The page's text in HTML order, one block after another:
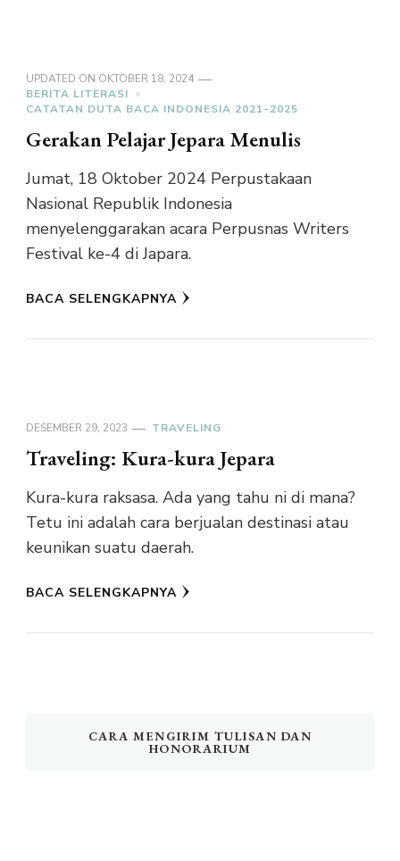
UPDATED ON OKTOBER 18, 2024
BERITA LITERASI
CATATAN DUTA BACA INDONESIA 2021-2025
Gerakan Pelajar Jepara Menulis
Jumat, 18 Oktober 2024 Perpustakaan
Nasional Republik Indonesia
menyelenggarakan acara Perpusnas Writers
Festival ke-4 di Japara.
BACA SELENGKAPNYA
DESEMBER 29, 2023 TRAVELING
Traveling: Kura-kura Jepara
Kura-kura raksasa. Ada yang tahu ni di mana?
Tetu ini adalah cara berjualan destinasi atau
keunikan suatu daerah.
BACA SELENGKAPNYA
CARA MENGIRIM TULISAN DAN
HONORARIUM